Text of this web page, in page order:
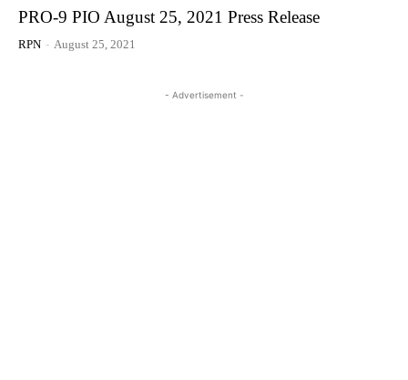
PRO-9 PIO August 25, 2021 Press Release
RPN - August 25, 2021
- Advertisement -